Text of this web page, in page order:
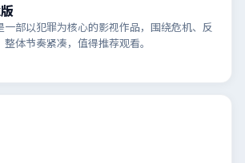
部以犯罪为核心的影视作品，围绕危机、反
体节奏紧凑，值得推荐观看。